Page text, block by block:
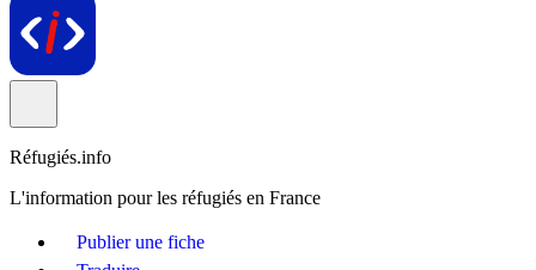
Réfugiés.info
L'information pour les réfugiés en France
Publier une fiche